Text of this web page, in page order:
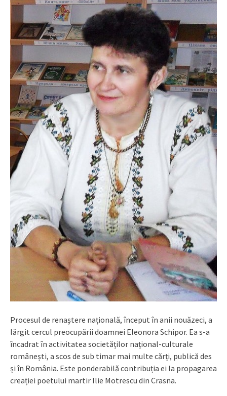
Procesul de renaștere națională, început în anii nouăzeci, a
lărgit cercul preocupării doamnei Eleonora Schipor. Ea s-a
încadrat în activitatea societăților național-culturale
românești, a scos de sub timar mai multe cărți, publică des
și în România. Este ponderabilă contribuția ei la propagarea
creației poetului martir Ilie Motrescu din Crasna.